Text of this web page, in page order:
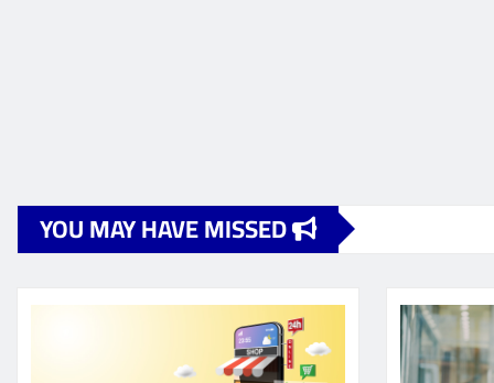
YOU MAY HAVE MISSED